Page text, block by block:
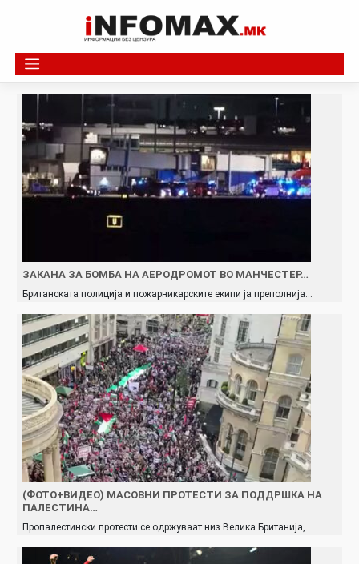
ЗАКАНА ЗА БОМБА НА АЕРОДРОМОТ ВО МАНЧЕСТЕР…
Британската полиција и пожарникарските екипи ја преполнија…
(ФОТО+ВИДЕО) МАСОВНИ ПРОТЕСТИ ЗА ПОДДРШКА НА
ПАЛЕСТИНА…
Пропалестински протести се одржуваат низ Велика Британија,…